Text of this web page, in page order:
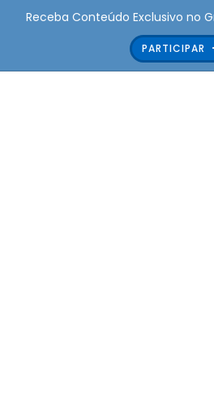
Receba Conteúdo Exclusivo no
PARTICIPAR